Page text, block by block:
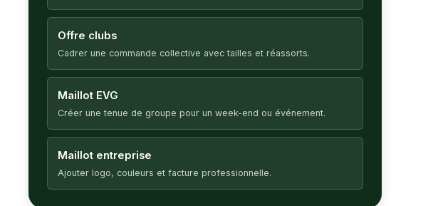
Offre clubs
Cadrer une commande collective avec tailles et réassorts.
Maillot EVG
Créer une tenue de groupe pour un week-end ou événement.
Maillot entreprise
Ajouter logo, couleurs et facture professionnelle.